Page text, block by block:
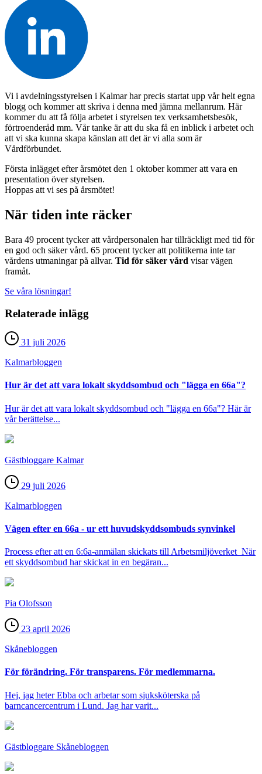
Vi i avdelningsstyrelsen i Kalmar har precis startat upp vår helt egna
blogg och kommer att skriva i denna med jämna mellanrum. Här
kommer du att få följa arbetet i styrelsen tex verksamhetsbesök,
förtroenderåd mm. Vår tanke är att du ska få en inblick i arbetet och
att vi ska kunna skapa känslan att det är vi alla som är
Vårdförbundet.
Första inlägget efter årsmötet den 1 oktober kommer att vara en
presentation över styrelsen.
Hoppas att vi ses på årsmötet!
När tiden inte räcker
Bara 49 procent tycker att vårdpersonalen har tillräckligt med tid för
en god och säker vård. 65 procent tycker att politikerna inte tar
vårdens utmaningar på allvar. Tid för säker vård visar vägen
framåt.
Se våra lösningar!
Relaterade inlägg
31 juli 2026
Kalmar­bloggen
Hur är det att vara lokalt skyddsombud och "lägga en 66a"?
Hur är det att vara lokalt skyddsombud och "lägga en 66a"? Här är
vår berättelse...
Gästbloggare Kalmar
29 juli 2026
Kalmar­bloggen
Vägen efter en 66a - ur ett huvudskyddsombuds synvinkel
Process efter att en 6:6a-anmälan skickats till Arbetsmiljöverket När
ett skyddsombud har skickat in en begäran...
Pia Olofsson
23 april 2026
Skåne­bloggen
För förändring. För transparens. För medlemmarna.
Hej, jag heter Ebba och arbetar som sjuksköterska på
barncancercentrum i Lund. Jag har varit...
Gästbloggare Skånebloggen